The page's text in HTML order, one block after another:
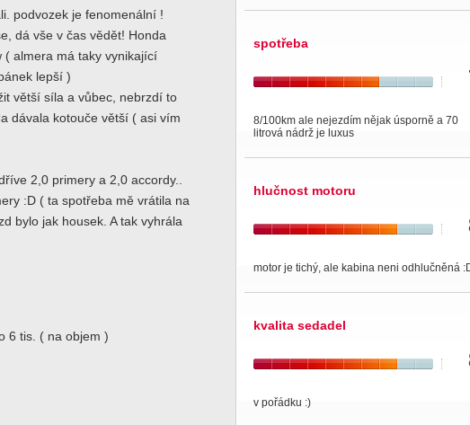
podvozek je fenomenální !
dá vše v čas vědět! Honda
( almera má taky vynikající
lepší )
větší síla a vůbec, nebrzdí to
dávala kotouče větší ( asi vím
2,0 primery a 2,0 accordy..
:D ( ta spotřeba mě vrátila na
bylo jak housek. A tak vyhrála
6 tis. ( na objem )
spotřeba
8/100km ale nejezdím nějak úsporně a 70
litrová nádrž je luxus
hlučnost motoru
motor je tichý, ale kabina neni odhlučněná
kvalita sedadel
v pořádku :)